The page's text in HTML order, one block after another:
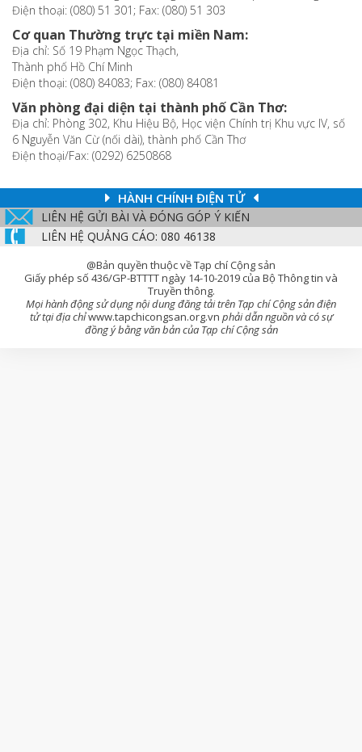
Điện thoại: (080) 51 301; Fax: (080) 51 303
Cơ quan Thường trực tại miền Nam:
Địa chỉ: Số 19 Phạm Ngọc Thạch,
Thành phố Hồ Chí Minh
Điện thoại: (080) 84083; Fax: (080) 84081
Văn phòng đại diện tại thành phố Cần Thơ:
Địa chỉ: Phòng 302, Khu Hiệu Bộ, Học viện Chính trị Khu vực IV, số
6 Nguyễn Văn Cừ (nối dài), thành phố Cần Thơ
Điện thoại/Fax: (0292) 6250868
HÀNH CHÍNH ĐIỆN TỬ
LIÊN HỆ GỬI BÀI VÀ ĐÓNG GÓP Ý KIẾN
LIÊN HỆ QUẢNG CÁO: 080 46138
@Bản quyền thuộc về Tạp chí Cộng sản
Giấy phép số 436/GP-BTTTT ngày 14-10-2019 của Bộ Thông tin và
Truyền thông.
Mọi hành động sử dụng nội dung đăng tải trên Tạp chí Cộng sản điện
tử tại địa chỉwww.tapchicongsan.org.vn phải dẫn nguồn và có sự
đồng ý bằng văn bản của Tạp chí Cộng sản